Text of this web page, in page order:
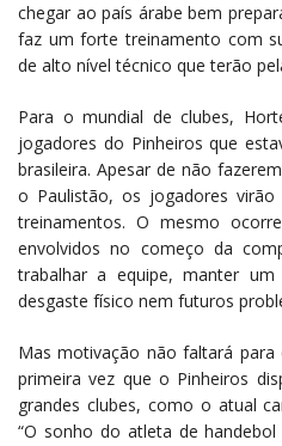
chegar ao país árabe bem
faz um forte treinamento com
de alto nível técnico que terão
Para o mundial de clubes,
jogadores do Pinheiros que
brasileira. Apesar de não
o Paulistão, os jogadores
treinamentos. O mesmo
envolvidos no começo da
trabalhar a equipe, manter
desgaste físico nem futuros
Mas motivação não faltará
primeira vez que o Pinheiros
grandes clubes, como o atual
“O sonho do atleta de